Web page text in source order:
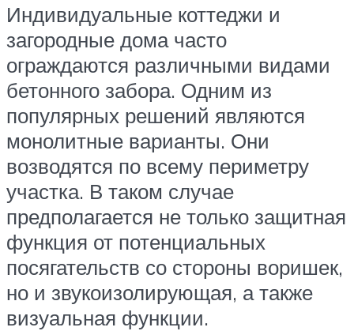
Индивидуальные коттеджи и
загородные дома часто
ограждаются различными видами
бетонного забора. Одним из
популярных решений являются
монолитные варианты. Они
возводятся по всему периметру
участка. В таком случае
предполагается не только защитная
функция от потенциальных
посягательств со стороны воришек,
но и звукоизолирующая, а также
визуальная функции.